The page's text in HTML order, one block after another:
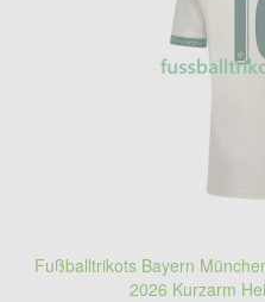
Fußballtrikots Bayern
2026 Kurzarm